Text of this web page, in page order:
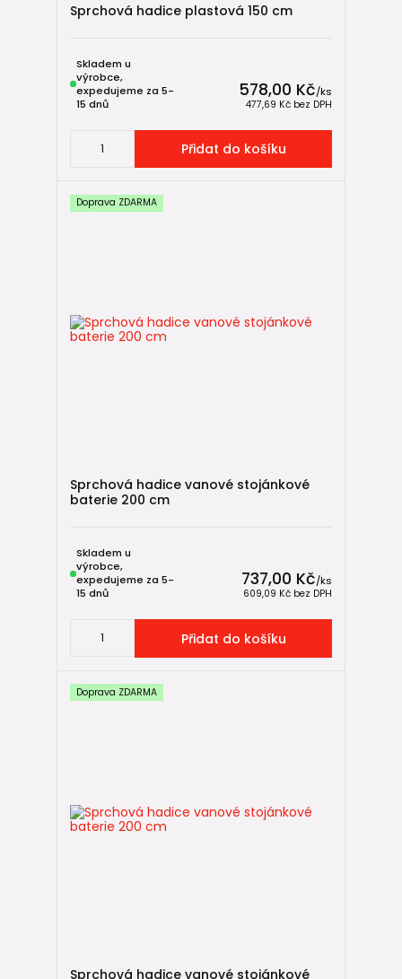
Sprchová hadice plastová 150 cm
578,00 Kč/ks
477,69 Kč bez DPH
Skladem u
výrobce,
expedujeme za 5-
15 dnů
Přidat do košíku
Doprava ZDARMA
Sprchová hadice vanové stojánkové
baterie 200 cm
737,00 Kč/ks
609,09 Kč bez DPH
Skladem u
výrobce,
expedujeme za 5-
15 dnů
Přidat do košíku
Doprava ZDARMA
Sprchová hadice vanové stojánkové